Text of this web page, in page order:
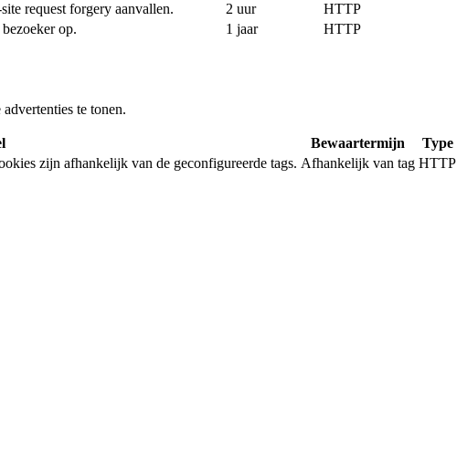
request forgery aanvallen. 2 uur
HTTP
op. 1 jaar HTTP
te tonen.
Bewaartermijn
Type
zijn afhankelijk van de geconfigureerde tags. Afhankelijk van tag HTTP